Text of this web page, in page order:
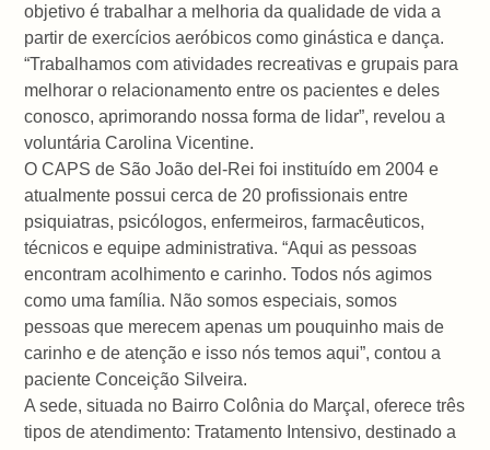
objetivo é trabalhar a melhoria da qualidade de vida a
partir de exercícios aeróbicos como ginástica e dança.
“Trabalhamos com atividades recreativas e grupais para
melhorar o relacionamento entre os pacientes e deles
conosco, aprimorando nossa forma de lidar”, revelou a
voluntária Carolina Vicentine.
O CAPS de São João del-Rei foi instituído em 2004 e
atualmente possui cerca de 20 profissionais entre
psiquiatras, psicólogos, enfermeiros, farmacêuticos,
técnicos e equipe administrativa. “Aqui as pessoas
encontram acolhimento e carinho. Todos nós agimos
como uma família. Não somos especiais, somos
pessoas que merecem apenas um pouquinho mais de
carinho e de atenção e isso nós temos aqui”, contou a
paciente Conceição Silveira.
A sede, situada no Bairro Colônia do Marçal, oferece três
tipos de atendimento: Tratamento Intensivo, destinado a